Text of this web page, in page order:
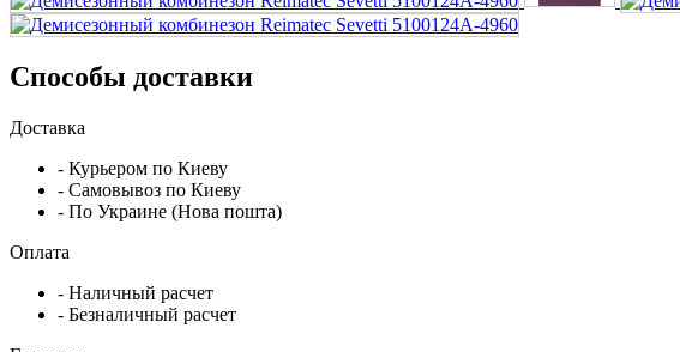
Способы доставки
Доставка
- Курьером по Киеву
- Самовывоз по Киеву
- По Украине (Нова пошта)
Оплата
- Наличный расчет
- Безналичный расчет